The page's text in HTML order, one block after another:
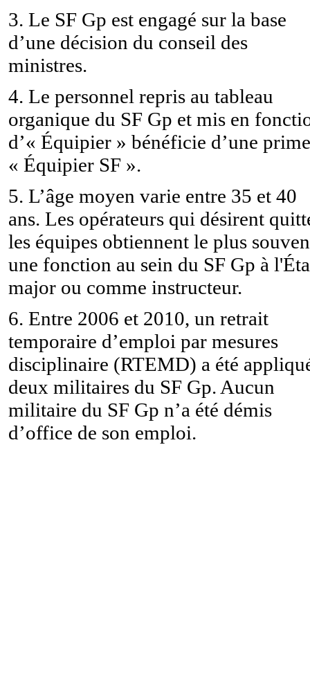
3. Le SF Gp est engagé sur la base
d’une décision du conseil des
ministres.
4. Le personnel repris au tableau
organique du SF Gp et mis en
d’« Équipier » bénéficie d’une prime
« Équipier SF ».
5. L’âge moyen varie entre 35 et 40
ans. Les opérateurs qui désirent
les équipes obtiennent le plus
une fonction au sein du SF Gp à
major ou comme instructeur.
6. Entre 2006 et 2010, un retrait
temporaire d’emploi par mesures
disciplinaire (RTEMD) a été
deux militaires du SF Gp. Aucun
militaire du SF Gp n’a été démis
d’office de son emploi.